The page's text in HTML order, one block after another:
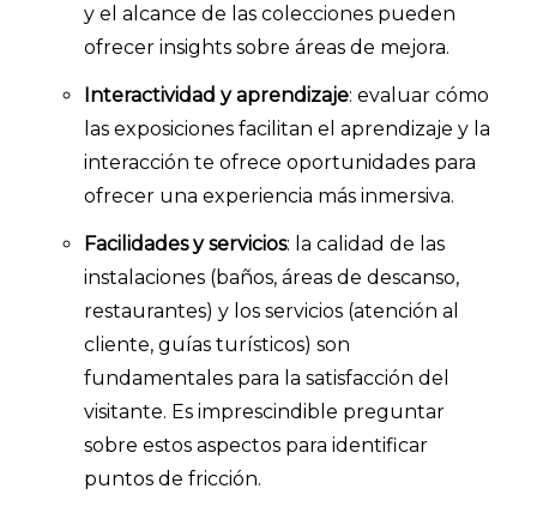
y el alcance de las colecciones pueden
ofrecer insights sobre áreas de mejora.
Interactividad y aprendizaje: evaluar cómo
las exposiciones facilitan el aprendizaje y la
interacción te ofrece oportunidades para
ofrecer una experiencia más inmersiva.
Facilidades y servicios: la calidad de las
instalaciones (baños, áreas de descanso,
restaurantes) y los servicios (atención al
cliente, guías turísticos) son
fundamentales para la satisfacción del
visitante. Es imprescindible preguntar
sobre estos aspectos para identificar
puntos de fricción.